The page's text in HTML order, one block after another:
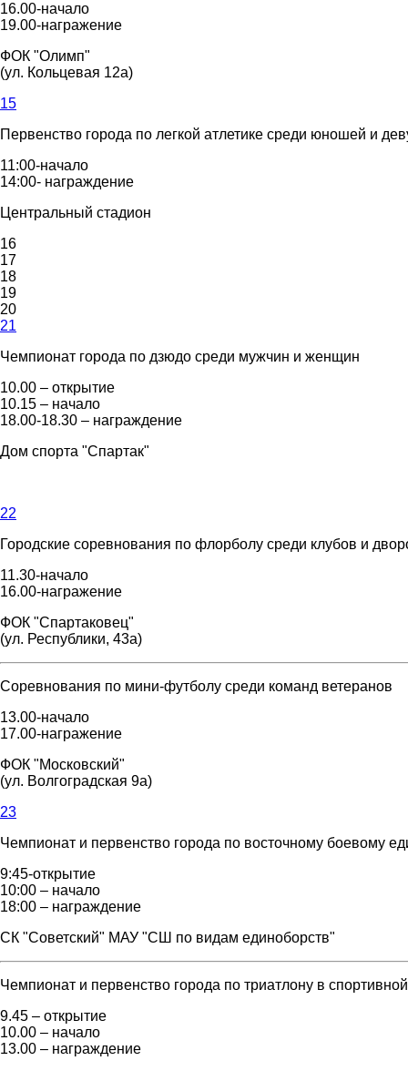
16.00-начало
19.00-награжение
ФОК "Олимп"
(ул. Кольцевая 12а)
15
Первенство города по легкой атлетике среди юношей и
11:00-начало
14:00- награждение
Центральный стадион
16
17
18
19
20
21
Чемпионат города по дзюдо среди мужчин и женщин
10.00 – открытие
10.15 – начало
18.00-18.30 – награждение
Дом спорта "Спартак"
22
Городские соревнования по флорболу среди клубов и
11.30-начало
16.00-награжение
ФОК "Спартаковец"
(ул. Республики, 43а)
Соревнования по мини-футболу среди команд ветеранов
13.00-начало
17.00-награжение
ФОК "Московский"
(ул. Волгоградская 9а)
23
Чемпионат и первенство города по восточному боевому
9:45-открытие
10:00 – начало
18:00 – награждение
СК "Советский" МАУ "СШ по видам единоборств"
Чемпионат и первенство города по триатлону в
9.45 – открытие
10.00 – начало
13.00 – награждение